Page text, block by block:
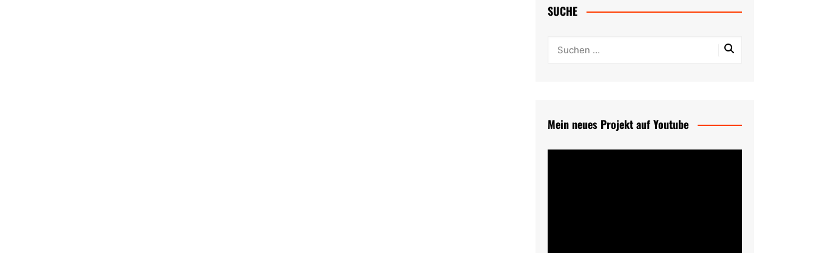
SUCHE
Mein neues Projekt auf Youtube